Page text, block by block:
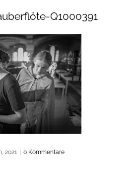
Q1000391
2021 0 Kommentare